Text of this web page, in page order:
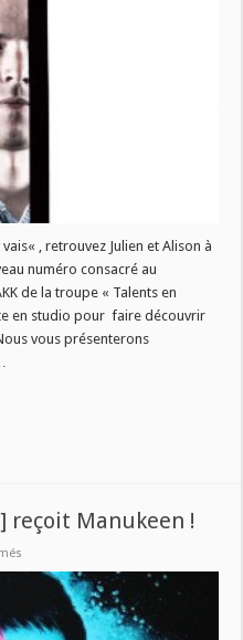
, retrouvez Julien et Alison à
numéro consacré au
de la troupe « Talents en
en studio pour faire découvrir
vous présenterons
reçoit Manukeen !
reçoit
Manukeen